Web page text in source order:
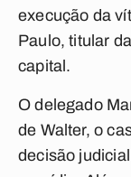
execução da
Paulo, titular
capital.
O delegado
de Walter, o
decisão